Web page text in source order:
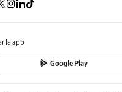
la app
Google Play